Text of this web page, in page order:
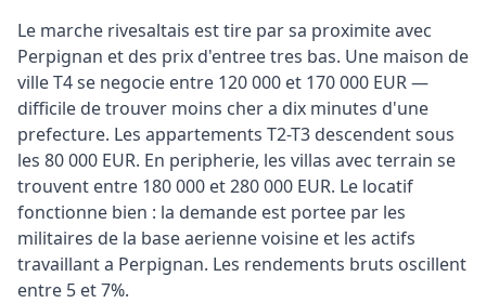
Le marche rivesaltais est tire par sa proximite avec
Perpignan et des prix d'entree tres bas. Une maison de
ville T4 se negocie entre 120 000 et 170 000 EUR —
difficile de trouver moins cher a dix minutes d'une
prefecture. Les appartements T2-T3 descendent sous
les 80 000 EUR. En peripherie, les villas avec terrain se
trouvent entre 180 000 et 280 000 EUR. Le locatif
fonctionne bien : la demande est portee par les
militaires de la base aerienne voisine et les actifs
travaillant a Perpignan. Les rendements bruts oscillent
entre 5 et 7%.